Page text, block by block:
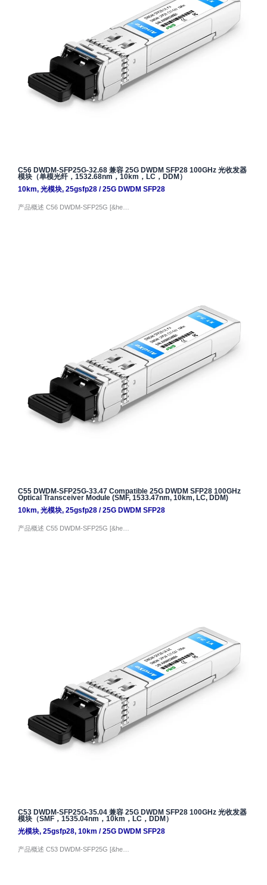
C56 DWDM-SFP25G-32.68 兼容 25G DWDM SFP28 100GHz 光收发器
模块（单模光纤，1532.68nm，10km，LC，DDM）
10km, 光模块, 25gsfp28/25G DWDM SFP28
产品概述 C56 DWDM-SFP25G [&he…
C55 DWDM-SFP25G-33.47 Compatible 25G DWDM SFP28 100GHz
Optical Transceiver Module (SMF, 1533.47nm, 10km, LC, DDM)
10km, 光模块, 25gsfp28/25G DWDM SFP28
产品概述 C55 DWDM-SFP25G [&he…
C53 DWDM-SFP25G-35.04 兼容 25G DWDM SFP28 100GHz 光收发器
模块（SMF，1535.04nm，10km，LC，DDM）
光模块, 25gsfp28, 10km /25G DWDM SFP28
产品概述 C53 DWDM-SFP25G [&he…